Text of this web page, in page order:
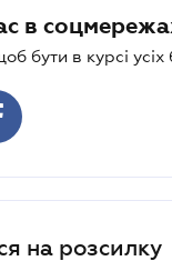
в
бути в курсі
на розсилку